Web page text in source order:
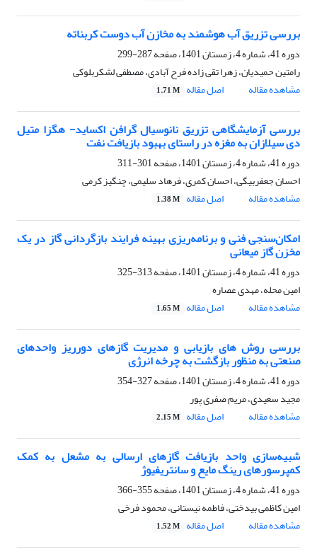
بررسی تزریق آب هوشمند به مخازن آب دوست کربناته
دوره 41، شماره 4، زمستان 1401، صفحه
287-299
رامتین حمیدیان، زهرا تقی زاده فرح آبادی، مصطفی لشکربلوکی
مشاهده مقاله
اصل مقاله 1.71 M
بررسی آزمایشگاهی تزریق نانوسیال گرافن اکساید- هگزا متیل
دی سیلازان به مغزه در راستای بهبود بازیافت نفت
دوره 41، شماره 4، زمستان 1401، صفحه
301-311
احسان جعفربیگی، احسان کمری، فرهاد سلیمی، چنگیز کرمی
مشاهده مقاله
اصل مقاله 1.38 M
امکان‌سنجی فنی و برنامه‌ریزی بهینه فرایند بازگردانی گاز در یک
مخزن گاز میعانی
دوره 41، شماره 4، زمستان 1401، صفحه
313-325
امین محله، مهدی عصاره
مشاهده مقاله
اصل مقاله 1.65 M
بررسی روش های بازیابی و مدیریت گازهای دورریز واحدهای
صنعتی به منظور بازگشت به چرخه انرژی
دوره 41، شماره 4، زمستان 1401، صفحه
327-354
مجید سعیدی، مریم صفری پور
مشاهده مقاله
اصل مقاله 2.15 M
شبیه‌سازی واحد بازیافت گازهای ارسالی به مشعل به کمک
کمپرسورهای رینگ مایع و سانتریفیوژ
دوره 41، شماره 4، زمستان 1401، صفحه
355-366
امین کاظمی بیدختی، فاطمه نیستانی، محمود فرخی
مشاهده مقاله
اصل مقاله 1.52 M